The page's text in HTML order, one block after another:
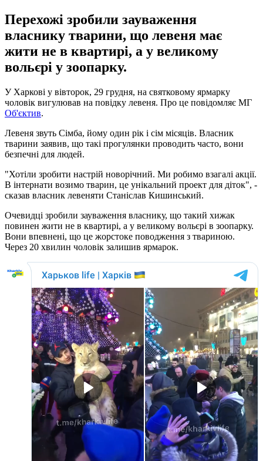
Перехожі зробили зауваження
власнику тварини, що левеня має
жити не в квартирі, а у великому
вольєрі у зоопарку.
У Харкові у вівторок, 29 грудня, на святковому ярмарку
чоловік вигулював на повідку левеня. Про це повідомляє МГ
Об'єктив.
Левеня звуть Сімба, йому один рік і сім місяців. Власник
тварини заявив, що такі прогулянки проводить часто, вони
безпечні для людей.
"Хотіли зробити настрій новорічний. Ми робимо взагалі акції.
В інтернати возимо тварин, це унікальний проект для діток", -
сказав власник левеняти Станіслав Кишинський.
Очевидці зробили зауваження власнику, що такий хижак
повинен жити не в квартирі, а у великому вольєрі в зоопарку.
Вони впевнені, що це жорстоке поводження з твариною.
Через 20 хвилин чоловік залишив ярмарок.